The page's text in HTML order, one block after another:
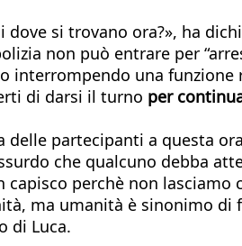
si trovano ora?», ha
non può entrare per
interrompendo una funzione
di darsi il turno per
delle partecipanti a questa
che qualcuno debba
perchè non
ma umanità è sinonimo di
di Luca.